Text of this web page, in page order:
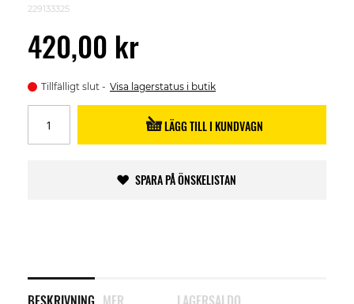
229133325
420,00 kr
Tillfälligt slut Visa lagerstatus i butik
LÄGG TILL I KUNDVAGN
SPARA PÅ ÖNSKELISTAN
images